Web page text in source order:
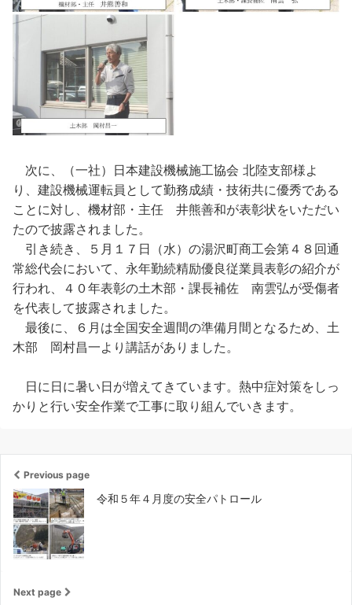
次に、（一社）日本建設機械施工協会 北陸支部様よ
り、建設機械運転員として勤務成績・技術共に優秀である
ことに対し、機材部・主任 井熊善和が表彰状をいただい
たので披露されました。
引き続き、５月１７日（水）の湯沢町商工会第４８回通
常総代会において、永年勤続精励優良従業員表彰の紹介が
行われ、４０年表彰の土木部・課長補佐 南雲弘が受傷者
を代表して披露されました。
最後に、６月は全国安全週間の準備月間となるため、土
木部 岡村昌一より講話がありました。
日に日に暑い日が増えてきています。熱中症対策をしっ
かりと行い安全作業で工事に取り組んでいきます。
Previous page
令和５年４月度の安全パトロール
Next page